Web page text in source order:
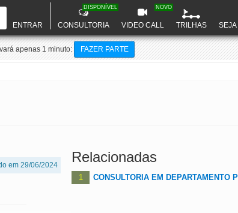
ENTRAR CONSULTORIA
DISPONÍVEL
VIDEO CALL
NOVO
TRILHAS SEJA
apenas 1 minuto: FAZER PARTE
em 29/06/2024 Relacionadas
1 CONSULTORIA EM DEPARTAMENTO